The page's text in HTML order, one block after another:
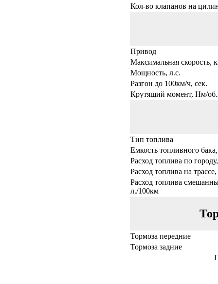
Кол-во клапанов на
Привод
Максимальная скорость,
Мощность, л.с.
Разгон до 100км/ч, сек.
Крутящий момент, Нм/
Тип топлива
Емкость топливного
Расход топлива по
Расход топлива на
Расход топлива
л./100км
Тормоза передние
Тормоза задние